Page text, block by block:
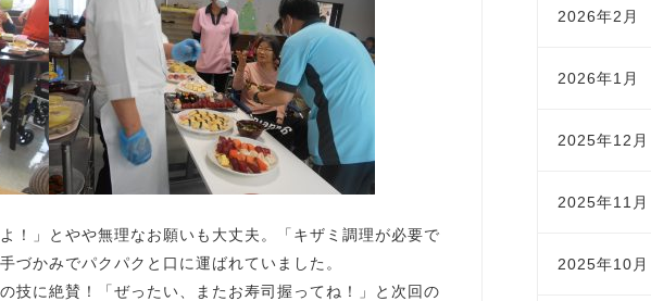
！」とやや無理なお願いも大丈夫。「キザミ調理が必要で
づかみでパクパクと口に運ばれていました。
技に絶賛！「ぜったい、またお寿司握ってね！」と次回の
2026年2月
2026年1月
2025年12月
2025年11月
2025年10月